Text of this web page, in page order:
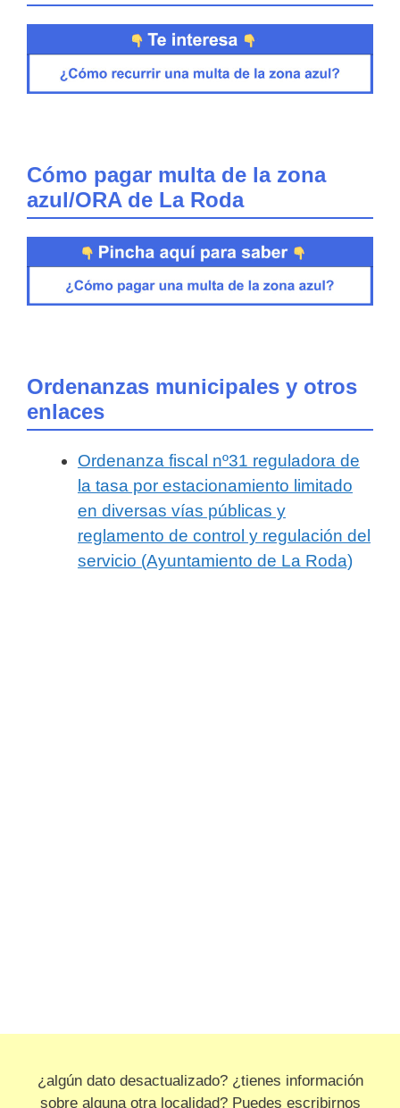
Cómo pagar multa de la zona
azul/ORA de La Roda
Ordenanzas municipales y otros
enlaces
Ordenanza fiscal nº31 reguladora de
la tasa por estacionamiento limitado
en diversas vías públicas y
reglamento de control y regulación del
servicio (Ayuntamiento de La Roda)
¿algún dato desactualizado? ¿tienes información
sobre alguna otra localidad? Puedes escribirnos